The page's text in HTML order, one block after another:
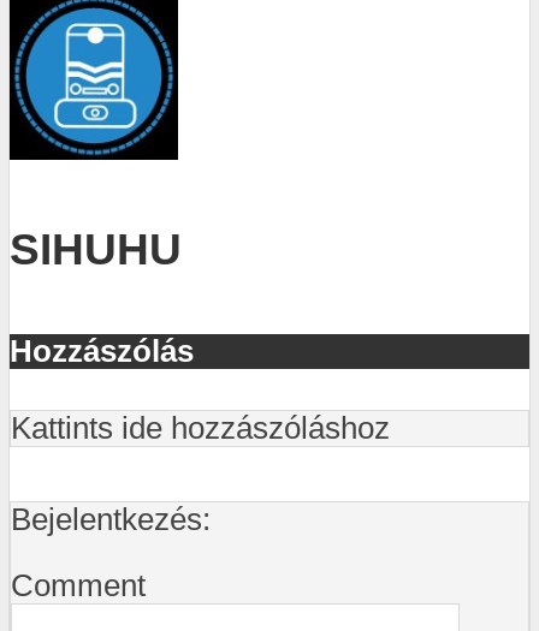
SIHUHU
Hozzászólás
Kattints ide hozzászóláshoz
Bejelentkezés:
Comment